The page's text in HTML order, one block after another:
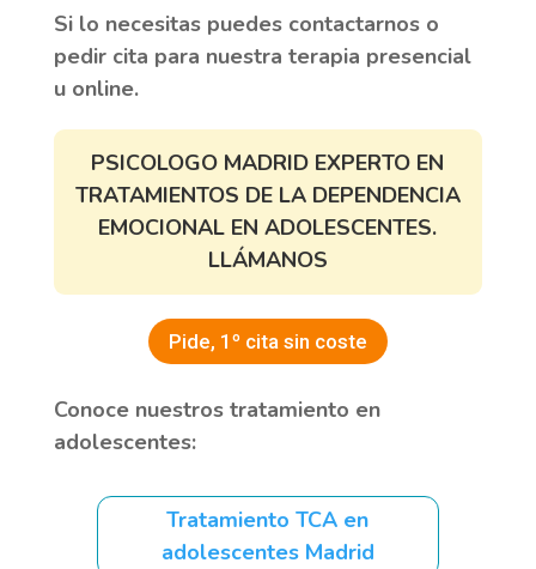
Si lo necesitas puedes contactarnos o
pedir cita para nuestra terapia presencial
u online.
PSICOLOGO MADRID EXPERTO EN
TRATAMIENTOS DE LA DEPENDENCIA
EMOCIONAL EN ADOLESCENTES.
LLÁMANOS
Pide, 1º cita sin coste
Conoce nuestros tratamiento en
adolescentes:
Tratamiento TCA en
adolescentes Madrid